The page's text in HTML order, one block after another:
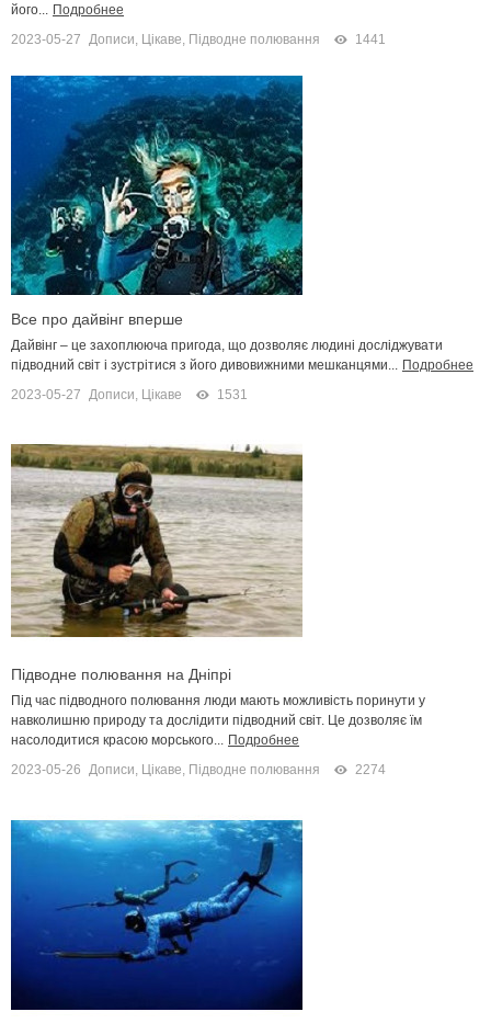
його... Подробнее
2023-05-27 Дописи, Цікаве, Підводне полювання 1441
Все про дайвінг вперше
Дайвінг – це захоплююча пригода, що дозволяє людині досліджувати
підводний світ і зустрітися з його дивовижними мешканцями... Подробнее
2023-05-27 Дописи, Цікаве 1531
Підводне полювання на Дніпрі
Під час підводного полювання люди мають можливість поринути у
навколишню природу та дослідити підводний світ. Це дозволяє їм
насолодитися красою морського... Подробнее
2023-05-26 Дописи, Цікаве, Підводне полювання 2274